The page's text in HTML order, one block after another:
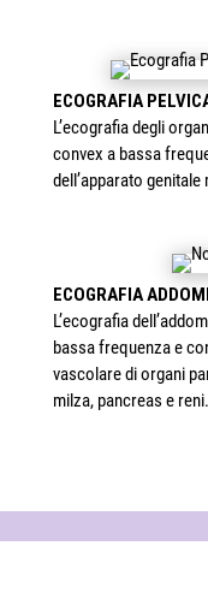
ECOGRAFIA
L’ecografia degli
convex a bassa
dell’apparato
ECOGRAFIA
L’ecografia
bassa frequenza e
vascolare di organi
milza, pancreas e reni.